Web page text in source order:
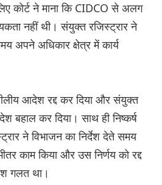
कोर्ट ने माना कि CIDCO से अलग
नहीं थी। संयुक्त रजिस्ट्रार ने
अपने अधिकार क्षेत्र में कार्य
आदेश रद्द कर दिया और संयुक्त
बहाल कर दिया। साथ ही निष्कर्ष
ने विभाजन का निर्देश देते समय
काम किया और उस निर्णय को रद्द
गलत था।